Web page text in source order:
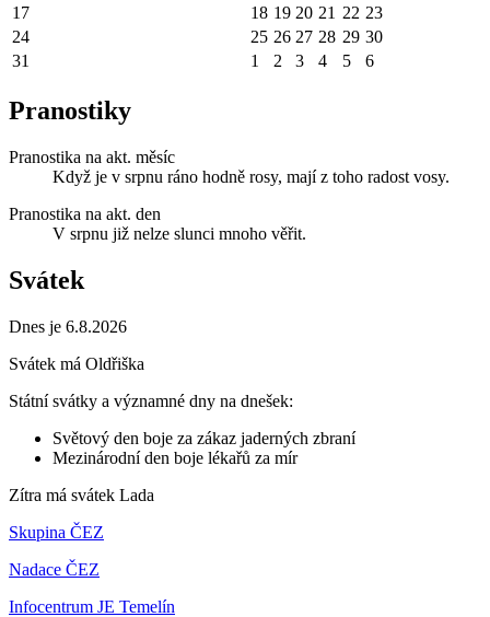
17
18 19 20 21 22 23
24
25 26 27 28 29 30
31
1 2 3 4 5 6
Pranostiky
Pranostika na akt. měsíc
Když je v srpnu ráno hodně rosy, mají z toho radost vosy.
Pranostika na akt. den
V srpnu již nelze slunci mnoho věřit.
Svátek
Dnes je 6.8.2026
Svátek má Oldřiška
Státní svátky a významné dny na dnešek:
Světový den boje za zákaz jaderných zbraní
Mezinárodní den boje lékařů za mír
Zítra má svátek Lada
Skupina ČEZ
Nadace ČEZ
Infocentrum JE Temelín